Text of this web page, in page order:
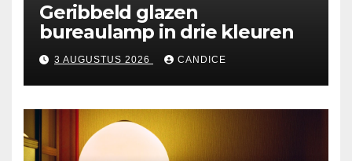
Geribbeld glazen
bureaulamp in drie kleuren
3 AUGUSTUS 2026 CANDICE